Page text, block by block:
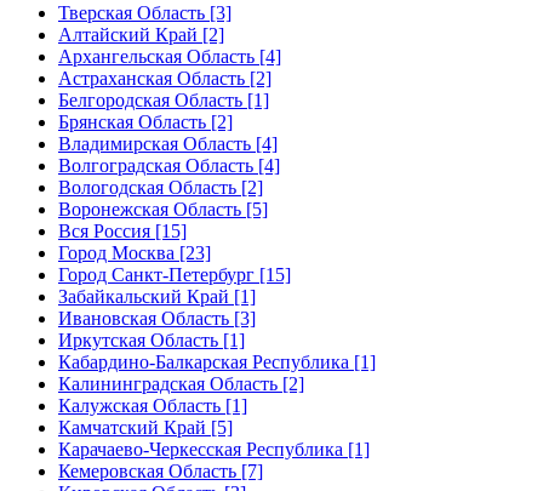
Тверская Область [3]
Алтайский Край [2]
Архангельская Область [4]
Астраханская Область [2]
Белгородская Область [1]
Брянская Область [2]
Владимирская Область [4]
Волгоградская Область [4]
Вологодская Область [2]
Воронежская Область [5]
Вся Россия [15]
Город Москва [23]
Город Санкт-Петербург [15]
Забайкальский Край [1]
Ивановская Область [3]
Иркутская Область [1]
Кабардино-Балкарская Республика [1]
Калининградская Область [2]
Калужская Область [1]
Камчатский Край [5]
Карачаево-Черкесская Республика [1]
Кемеровская Область [7]